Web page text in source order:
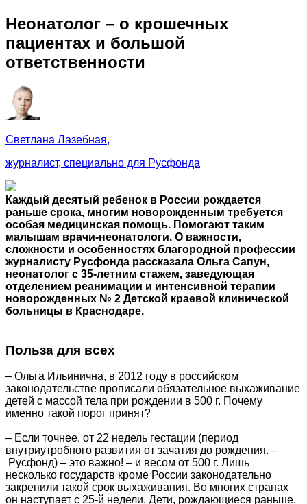
Неонатолог – о крошечных
пациентах и большой
ответственности
Светлана Лазебная,
журналист, специально для Русфонда
Каждый десятый ребенок в России рождается
раньше срока, многим новорожденным требуется
особая медицинская помощь. Помогают таким
малышам врачи-неонатологи. О важности,
сложности и особенностях благородной профессии
журналисту Русфонда рассказала Ольга Сапун,
неонатолог с 35-летним стажем, заведующая
отделением реанимации и интенсивной терапии
новорожденных № 2 Детской краевой клинической
больницы в Краснодаре.
Польза для всех
– Ольга Ильинична, в 2012 году в российском
законодательстве прописали обязательное выхаживание
детей с массой тела при рождении в 500 г. Почему
именно такой порог принят?
– Если точнее, от 22 недель гестации (период
внутриутробного развития от зачатия до рождения. –
Русфонд) – это важно! – и весом от 500 г. Лишь
несколько государств кроме России законодательно
закрепили такой срок выхаживания. Во многих странах
он наступает с 25-й недели. Дети, рождающиеся раньше,